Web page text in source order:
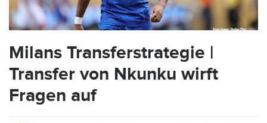
Milans Transferstrategie |
Transfer von Nkunku wirft
Fragen auf